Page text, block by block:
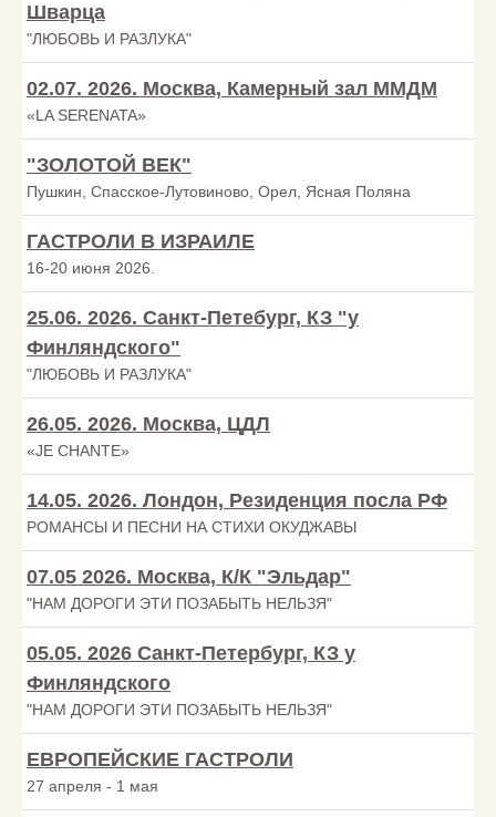
Шварца
"ЛЮБОВЬ И РАЗЛУКА"
02.07. 2026. Москва, Камерный зал ММДМ
«LA SERENATA»
"ЗОЛОТОЙ ВЕК"
Пушкин, Спасское-Лутовиново, Орел, Ясная Поляна
ГАСТРОЛИ В ИЗРАИЛЕ
16-20 июня 2026.
25.06. 2026. Санкт-Петебург, КЗ "у
Финляндского"
"ЛЮБОВЬ И РАЗЛУКА"
26.05. 2026. Москва, ЦДЛ
«JE CHANTE»
14.05. 2026. Лондон, Резиденция посла РФ
РОМАНСЫ И ПЕСНИ НА СТИХИ ОКУДЖАВЫ
07.05 2026. Москва, К/К "Эльдар"
"НАМ ДОРОГИ ЭТИ ПОЗАБЫТЬ НЕЛЬЗЯ"
05.05. 2026 Санкт-Петербург, КЗ у
Финляндского
"НАМ ДОРОГИ ЭТИ ПОЗАБЫТЬ НЕЛЬЗЯ"
ЕВРОПЕЙСКИЕ ГАСТРОЛИ
27 апреля - 1 мая